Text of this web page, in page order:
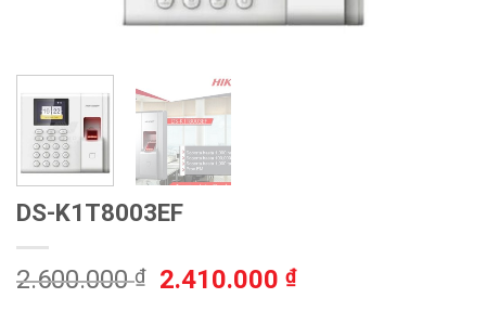
DS-K1T8003EF
2.600.000₫
Giá
2.410.000₫Giá